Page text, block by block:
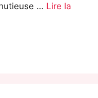
… Lire la